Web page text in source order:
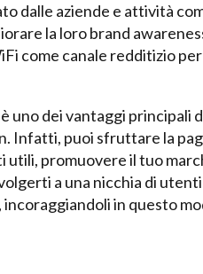
dalle aziende e attività
la loro brand
come canale redditizio
è uno dei vantaggi
Infatti, puoi sfruttare la
utili, promuovere il tuo
a una nicchia di
incoraggiandoli in questo